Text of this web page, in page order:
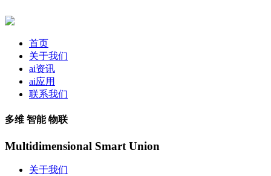
首页
关于我们
ai资讯
ai应用
联系我们
多维 智能 物联
Multidimensional Smart Union
关于我们